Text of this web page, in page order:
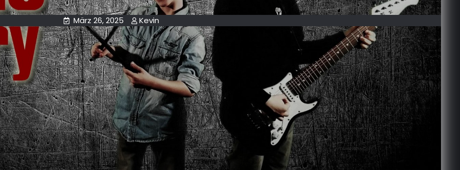
März 26, 2025 Kevin